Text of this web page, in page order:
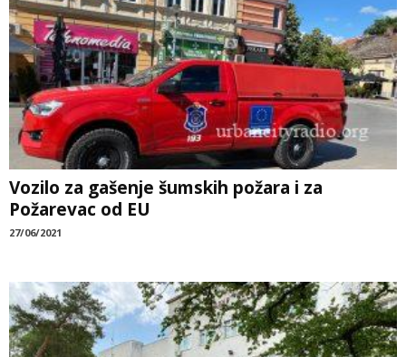
Vozilo za gašenje šumskih požara i za
Požarevac od EU
27/06/2021